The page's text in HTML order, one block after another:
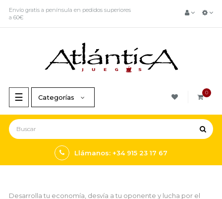
Envío gratis a península en pedidos superiores
a 60€
Navegación
de
palanca
☰ 0
Categorías
Llámanos: +34 915 23 17 67
Desarrolla tu economía, desvía a tu oponente y lucha por el